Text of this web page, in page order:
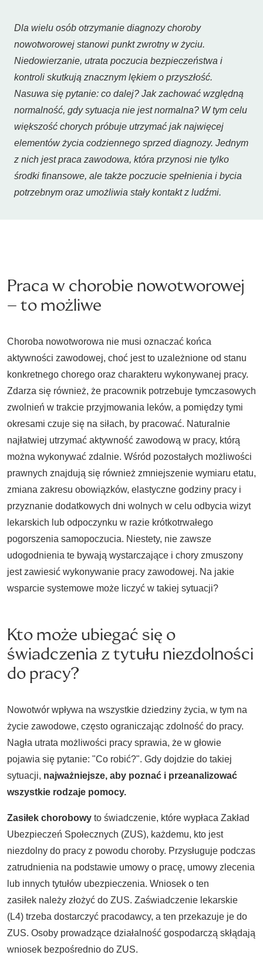
Dla wielu osób otrzymanie diagnozy choroby
nowotworowej stanowi punkt zwrotny w życiu.
Niedowierzanie, utrata poczucia bezpieczeństwa i
kontroli skutkują znacznym lękiem o przyszłość.
Nasuwa się pytanie: co dalej? Jak zachować względną
normalność, gdy sytuacja nie jest normalna? W tym celu
większość chorych próbuje utrzymać jak najwięcej
elementów życia codziennego sprzed diagnozy. Jednym
z nich jest praca zawodowa, która przynosi nie tylko
środki finansowe, ale także poczucie spełnienia i bycia
potrzebnym oraz umożliwia stały kontakt z ludźmi.
Praca w chorobie nowotworowej
– to możliwe
Choroba nowotworowa nie musi oznaczać końca
aktywności zawodowej, choć jest to uzależnione od stanu
konkretnego chorego oraz charakteru wykonywanej pracy.
Zdarza się również, że pracownik potrzebuje tymczasowych
zwolnień w trakcie przyjmowania leków, a pomiędzy tymi
okresami czuje się na siłach, by pracować. Naturalnie
najłatwiej utrzymać aktywność zawodową w pracy, którą
można wykonywać zdalnie. Wśród pozostałych możliwości
prawnych znajdują się również zmniejszenie wymiaru etatu,
zmiana zakresu obowiązków, elastyczne godziny pracy i
przyznanie dodatkowych dni wolnych w celu odbycia wizyt
lekarskich lub odpoczynku w razie krótkotrwałego
pogorszenia samopoczucia. Niestety, nie zawsze
udogodnienia te bywają wystarczające i chory zmuszony
jest zawiesić wykonywanie pracy zawodowej. Na jakie
wsparcie systemowe może liczyć w takiej sytuacji?
Kto może ubiegać się o
świadczenia z tytułu niezdolności
do pracy?
Nowotwór wpływa na wszystkie dziedziny życia, w tym na
życie zawodowe, często ograniczając zdolność do pracy.
Nagła utrata możliwości pracy sprawia, że w głowie
pojawia się pytanie: "Co robić?". Gdy dojdzie do takiej
sytuacji, najważniejsze, aby poznać i przeanalizować
wszystkie rodzaje pomocy.
Zasiłek chorobowy to świadczenie, które wypłaca Zakład
Ubezpieczeń Społecznych (ZUS), każdemu, kto jest
niezdolny do pracy z powodu choroby. Przysługuje podczas
zatrudnienia na podstawie umowy o pracę, umowy zlecenia
lub innych tytułów ubezpieczenia. Wniosek o ten
zasiłek należy złożyć do ZUS. Zaświadczenie lekarskie
(L4) trzeba dostarczyć pracodawcy, a ten przekazuje je do
ZUS. Osoby prowadzące działalność gospodarczą skłądają
wniosek bezpośrednio do ZUS.